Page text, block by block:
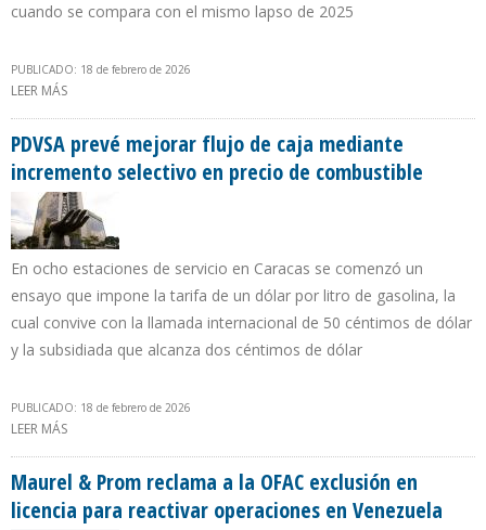
cuando se compara con el mismo lapso de 2025
PUBLICADO: 18 de febrero de 2026
LEER MÁS
PDVSA prevé mejorar flujo de caja mediante
incremento selectivo en precio de combustible
En ocho estaciones de servicio en Caracas se comenzó un
ensayo que impone la tarifa de un dólar por litro de gasolina, la
cual convive con la llamada internacional de 50 céntimos de dólar
y la subsidiada que alcanza dos céntimos de dólar
PUBLICADO: 18 de febrero de 2026
LEER MÁS
Maurel & Prom reclama a la OFAC exclusión en
licencia para reactivar operaciones en Venezuela